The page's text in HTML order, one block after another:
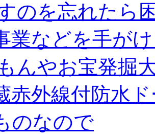
のを忘れたら
業などを手が
んやお宝発掘
赤外線付防水
のなので